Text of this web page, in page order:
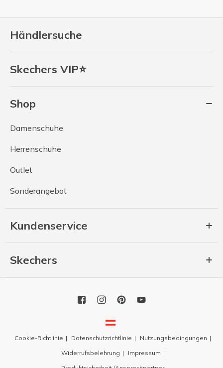
Händlersuche
Skechers VIP⭐
Shop
Damenschuhe
Herrenschuhe
Outlet
Sonderangebot
Kundenservice
Skechers
Cookie-Richtlinie Datenschutzrichtlinie
Nutzungsbedingungen
Widerrufsbelehrung
Impressum